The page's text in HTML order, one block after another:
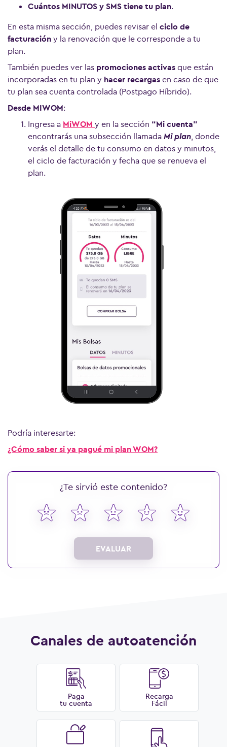
Cuántos MINUTOS y SMS tiene tu plan.
En esta misma sección, puedes revisar el ciclo de
facturación y la renovación que le corresponde a tu
plan.
También puedes ver las promociones activas que están
incorporadas en tu plan y hacer recargas en caso de que
tu plan sea cuenta controlada (Postpago Híbrido).
Desde MIWOM:
Ingresa a MiWOM y en la sección “Mi cuenta”
encontrarás una subsección llamada Mi plan, donde
verás el detalle de tu consumo en datos y minutos,
el ciclo de facturación y fecha que se renueva el
plan.
Podría interesarte:
¿Cómo saber si ya pagué mi plan WOM?
¿Te sirvió este contenido?
EVALUAR
Canales de autoatención
Paga
tu cuenta
Recarga
Fácil